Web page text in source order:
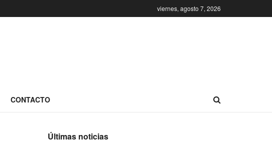
viernes, agosto 7, 2026
CONTACTO
Últimas noticias